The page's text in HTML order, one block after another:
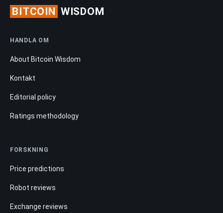
BITCOIN WISDOM
HANDLA OM
About Bitcoin Wisdom
Kontakt
Editorial policy
Ratings methodology
FORSKNING
Price predictions
Robot reviews
Exchange reviews